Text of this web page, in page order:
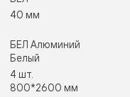
40 мм
БЕЛ Алюминий
Белый
4 шт.
800*2600 мм